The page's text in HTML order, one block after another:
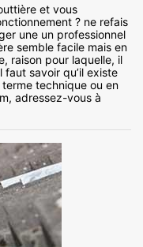
et vous
? ne refais
une un professionnel
semble facile mais en
raison pour laquelle, il
savoir qu’il existe
technique ou en
adressez-vous à